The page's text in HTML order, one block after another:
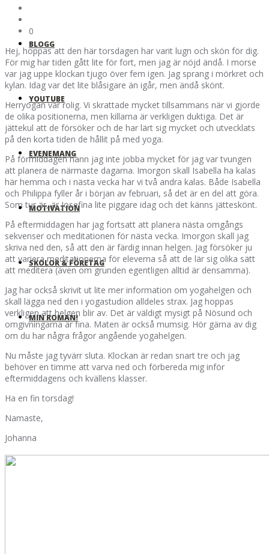
BLOGG
YOUTUBE
EVENEMANG
MOTIVATION
SKOLOR & FÖRETAG
MIN ROMAN!
0
Hej, hoppas att den här torsdagen har varit lugn och skön för dig.
För mig har tiden gått lite för fort, men jag är nöjd ändå. I morse
var jag uppe klockan tjugo över fem igen. Jag sprang i mörkret och
kylan. Idag var det lite blåsigare än igår, men ändå skönt.
Herryogan var rolig. Vi skrattade mycket tillsammans när vi gjorde
de olika positionerna, men killarna är verkligen duktiga. Det är
jättekul att de försöker och de har lärt sig mycket och utvecklats
på den korta tiden de hållit på med yoga.
På förmiddagen hann jag inte jobba mycket för jag var tvungen
att planera de närmaste dagarna. Imorgon skall Isabella ha kalas
här hemma och i nästa vecka har vi två andra kalas. Både Isabella
och Philippa fyller år i början av februari, så det är en del att göra.
Som tur är, är Josefina lite piggare idag och det känns jätteskönt.
På eftermiddagen har jag fortsatt att planera nästa omgångs
sekvenser och meditationen för nästa vecka. Imorgon skall jag
skriva ned den, så att den är färdig innan helgen. Jag försöker ju
att variera meditationerna för eleverna så att de lär sig olika sätt
att meditera (även om grunden egentligen alltid är densamma).
Jag har också skrivit ut lite mer information om yogahelgen och
skall lägga ned den i yogastudion alldeles strax. Jag hoppas
verkligen att helgen blir av. Det är väldigt mysigt på Nösund och
omgivningarna är fina. Maten är också mumsig. Hör gärna av dig
om du har några frågor angående yogahelgen.
Nu måste jag tyvärr sluta. Klockan är redan snart tre och jag
behöver en timme att varva ned och förbereda mig inför
eftermiddagens och kvällens klasser.
Ha en fin torsdag!
Namaste,
Johanna